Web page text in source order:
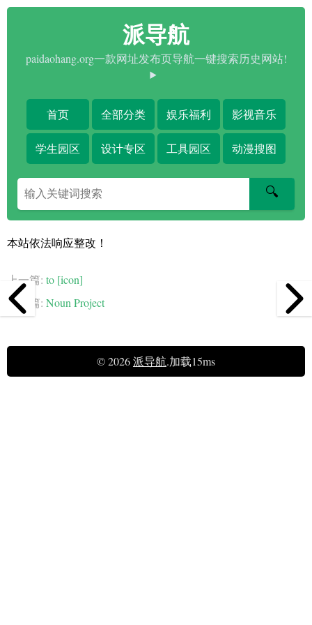
派导航
paidaohang.org一款网址发布页导航一键搜索历史网站!
首页 全部分类 娱乐福利 影视音乐
学生园区 设计专区 工具园区 动漫搜图
搜
索
字
🔍
本站依法响应整改！
上一篇: to [icon]
下一篇: Noun Project
© 2026派导航.加载15ms